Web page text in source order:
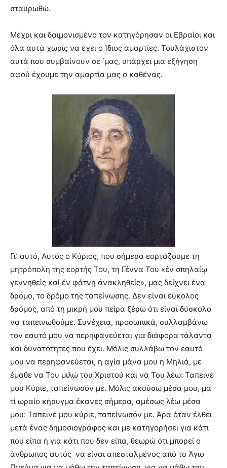
σταυρωθώ.
Μέχρι και δαιμονισμένο τον κατηγόρησαν οι Εβραίοι και
όλα αυτά χωρίς να έχει ο Ίδιος αμαρτίες. Τουλάχιστον
αυτά που συμβαίνουν σε ᾿μας, υπάρχει μια εξήγηση
αφού έχουμε την αμαρτία μας ο καθένας.
Γι᾿ αυτό, Αυτός ο Κύριος, που σήμερα εορτάζουμε τη
μητρόπολη της εορτής Του, τη Γέννα Του «ἐν σπηλαίῳ
γεννηθεὶς καὶ ἐν φάτνῃ ἀνακληθείς», μας δείχνει ένα
δρόμο, το δρόμο της ταπείνωσης. Δεν είναι εύκολος
δρόμος, από τη μικρή μου πείρα ξέρω ότι είναι δύσκολο
να ταπεινωθούμε. Συνέχεια, προσωπικά, συλλαμβάνω
τον εαυτό μου να περηφανεύεται για διάφορα τάλαντα
και δυνατότητες που έχει. Μόλις συλλάβω τον εαυτό
μου να περηφανεύεται, η αγία μάνα μου η Μηλιά, με
έμαθε να Του μιλώ του Χριστού και να Του λέω: Ταπεινέ
μου Κύριε, ταπείνωσόν με. Μόλις ακούσω μέσα μου, μα
τί ωραίο κήρυγμα έκανες σήμερα, αμέσως λέω μέσα
μου: Ταπεινέ μου κύριε, ταπείνωσόν με. Άρα όταν έλθει
μετά ένας δημοσιογράφος και με κατηγορήσει για κάτι
που είπα ή για κάτι που δεν είπα, θεωρώ ότι μπορεί ο
άνθρωπος αυτός να είναι απεσταλμένος από το Άγιο